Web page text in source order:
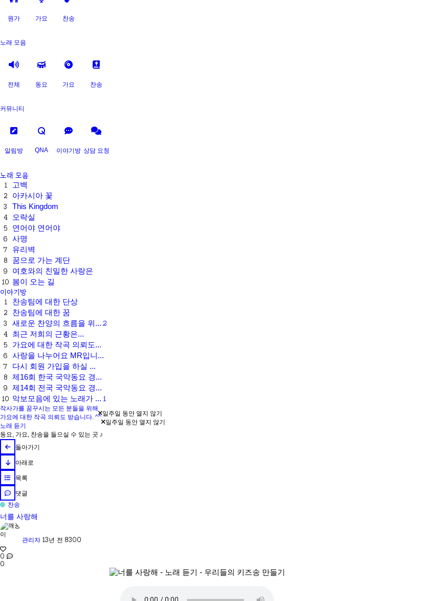
원가 가요 찬송
노래 모음
전체 동요 가요 찬송
커뮤니티
알림방 QNA 이야기방 상담 요청
노래 모음
1 고백
2 아카시아 꽃
3 This Kingdom
4 오락실
5 연어야 연어야
6 사명
7 유리벽
8 꿈으로 가는 계단
9 여호와의 친밀한 사랑은
10 봄이 오는 길
이야기방
1 찬송팀에 대한 단상
2 찬송팀에 대한 꿈
3 새로운 찬양의 흐름을 위... 2
4 최근 저희의 근황은...
5 가요에 대한 작곡 의뢰도...
6 사랑을 나누어요 MR입니...
7 다시 회원 가입을 하실 ...
8 제16회 한국 국악동요 경...
9 제14회 전국 국악동요 경...
10 악보모음에 있는 노래가 ... 1
작사가를 꿈꾸시는 모든 분들을 위해
일주일 동안 열지 않기
가요에 대한 작곡 의뢰도 받습니다. ^^
일주일 동안 열지 않기
노래 듣기
동요, 가요, 찬송을 들으실 수 있는 곳 ♪
돌아가기
아래로
목록
댓글
찬송
너를 사랑해
관리자 13년 전 8300
0
0